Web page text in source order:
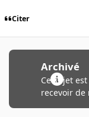
Citer
Archivé
Ce sujet
recevoir de